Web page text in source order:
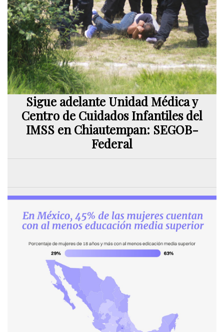
Sigue adelante Unidad Médica y
Centro de Cuidados Infantiles del
IMSS en Chiautempan: SEGOB-
Federal